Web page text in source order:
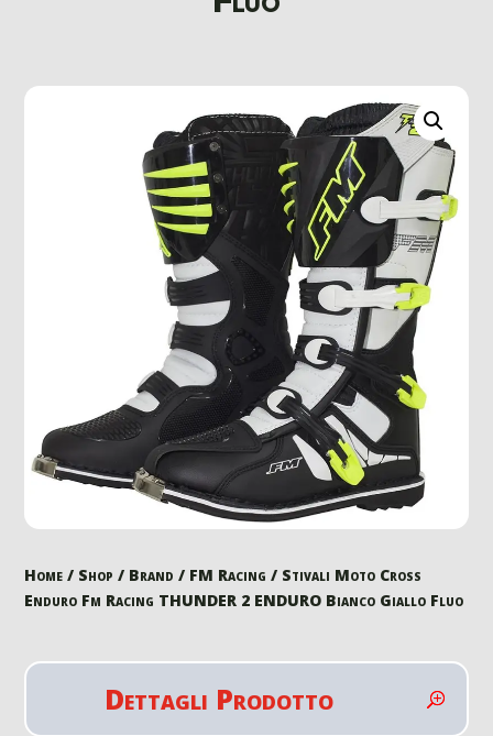
Home / Shop / Brand / FM Racing / Stivali Moto Cross
Enduro Fm Racing THUNDER 2 ENDURO Bianco Giallo Fluo
Dettagli Prodotto